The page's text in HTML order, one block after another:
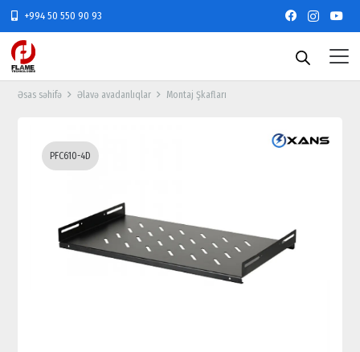
+994 50 550 90 93
Əsas səhifə Əlavə avadanlıqlar Montaj Şkafları
PFC610-4D